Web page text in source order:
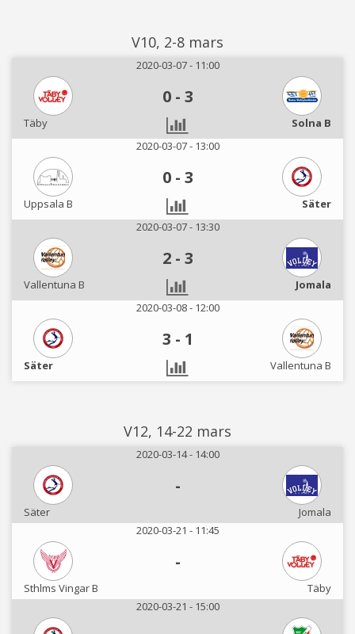
V10, 2-8 mars
2020-03-07 - 11:00
0 - 3
Täby
Solna B
2020-03-07 - 13:00
0 - 3
Uppsala B
Säter
2020-03-07 - 13:30
2 - 3
Vallentuna B
Jomala
2020-03-08 - 12:00
3 - 1
Säter Vallentuna B
V12, 14-22 mars
2020-03-14 - 14:00
-
Säter
Jomala
2020-03-21 - 11:45
-
Sthlms Vingar B
Täby
2020-03-21 - 15:00